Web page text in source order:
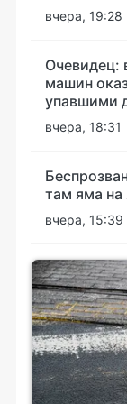
вчера, 19:28
Очевидец:
машин
упавшими
вчера, 18:31
там яма на
вчера, 15:39